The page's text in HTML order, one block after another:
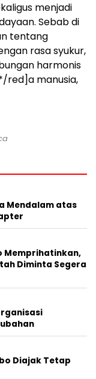
menjadi
Sebab di
tentang
rasa syukur,
harmonis
red]a manusia,
Mendalam atas
Memprihatinkan,
Diminta Segera
Diajak Tetap